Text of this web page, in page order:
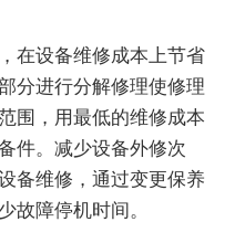
在设备维修成本上节省
分进行分解修理使修理
围，用最低的维修成本
件。减少设备外修次
备维修，通过变更保养
故障停机时间。